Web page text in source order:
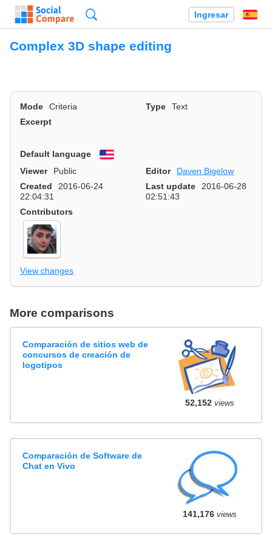
Ingresar
Complex 3D shape editing
Mode Criteria Type
Text
Excerpt
Default language
English
Viewer
Public Editor
Daven Bigelow
Created
2016-06-24
22:04:31
Last update
2016-06-28
02:51:43
Contributors
View changes
More comparisons
Comparación de sitios web de
concursos de creación de
logotipos
52,152views
Comparación de Software de
Chat en Vivo
141,176views